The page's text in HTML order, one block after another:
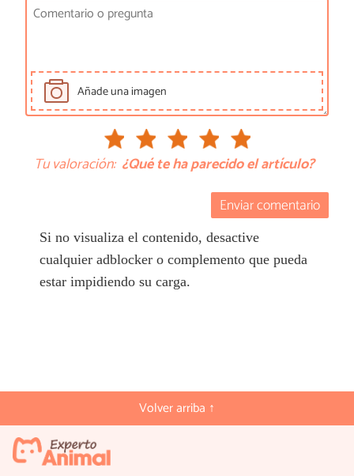
Añade una imagen
Tu valoración: ¿Qué te ha parecido el artículo?
Enviar comentario
Si no visualiza el contenido, desactive
cualquier adblocker o complemento que pueda
estar impidiendo su carga.
Volver arriba ↑